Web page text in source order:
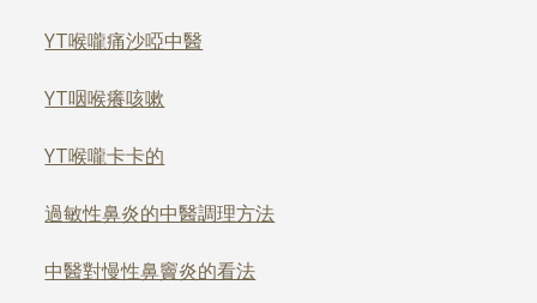
YT喉嚨痛沙啞中醫
YT咽喉癢咳嗽
YT喉嚨卡卡的
過敏性鼻炎的中醫調理方法
中醫對慢性鼻竇炎的看法